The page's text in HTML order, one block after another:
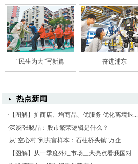
“民生为大”写新篇 奋进浦东
热点新闻
· 【图解】扩商店、增商品、优服务 优化离境退...
·深谈|张晓晶：股市繁荣逻辑是什么？
·从“空心村”到共富样本：石柱桥头镇“万企...
· 【图解】从一季度外汇市场三大亮点看我国对...